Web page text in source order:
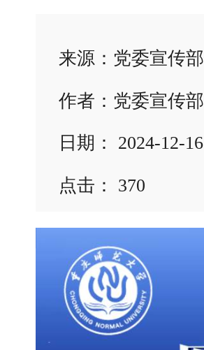
来源：党委宣传部
作者：党委宣传部
日期： 2024-12-16
点击： 370